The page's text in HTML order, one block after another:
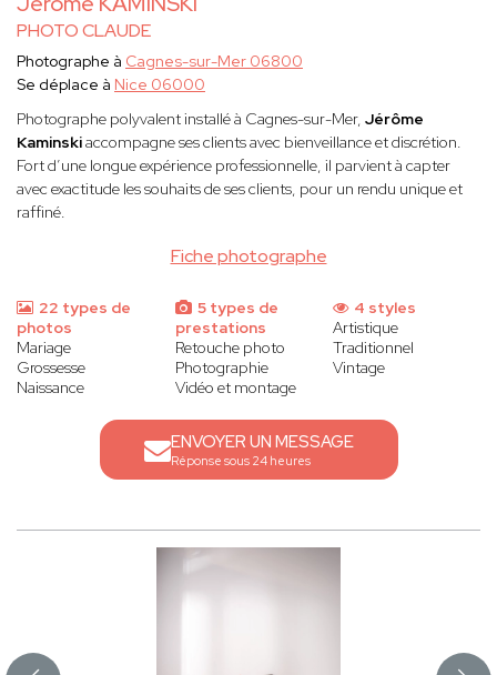
PHOTO CLAUDE
Fiche photographe
Photographe à Cagnes-sur-Mer 06800
Se déplace à Nice 06000
Photographe polyvalent installé à Cagnes-sur-Mer, Jérôme
Kaminskiaccompagne ses clients avec bienveillance et discrétion.
Fort d’une longue expérience professionnelle, il parvient à capter
avec exactitude les souhaits de ses clients, pour un rendu unique et
raffiné.
22 types de
photos
Mariage
Grossesse
Naissance
5 types de
prestations
Retouche photo
Photographie
Vidéo et montage
4 styles
Artistique
Traditionnel
Vintage
ENVOYER UN MESSAGE
Réponse sous 24 heures